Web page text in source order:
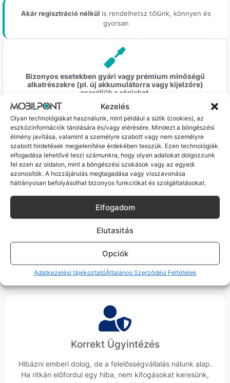
Kezelés
Olyan technológiákat használunk, mint például a sütik (cookies), az
eszközinformációk tárolására és/vagy elérésére. Mindezt a böngészési
élmény javítása, valamint a személyre szabott vagy nem személyre
szabott hirdetések megjelenítése érdekében tesszük. Ezen technológiák
elfogadása lehetővé teszi számunkra, hogy olyan adatokat dolgozzunk
fel ezen az oldalon, mint a böngészési szokások vagy az egyedi
azonosítók. A hozzájárulás megtagadása vagy visszavonása
hátrányosan befolyásolhat bizonyos funkciókat és szolgáltatásokat.
Elfogadom
Elutasitás
Opciók
Adatkezelési tájékoztatóÁltalános Szerződési Feltételek
Akár regisztráció nélkül is rendelhetsz tőlünk, könnyen és
gyorsan
Bizonyos esetekben gyári vagy prémium minőségű
alkatrészekre (pl. új akkumulátorra vagy kijelzőre)
cseréljük a régieket.
Ez mindig 100%-os, tesztelt állapotot jelent. iPhone-oknál
előfordulhat az "Ismeretlen alkatrész" jelzés, de ne aggódj, ez
csak a gyártó szoftveres üzenete – a telefonod ettől még
tökéletesen és hibátlanul teszi a dolgát! Ha valahol (pl. Samsung
S-széria) a gyárinál rosszabb minőségű az alkatrész, azt a
termékleírásban külön jelezzük neked.
Sok éve a szegedi piac meghatározó szereplői vagyunk.
Nem egy arctalan webshop vagyunk: ha kérdésed van, élő
ember veszi fel a telefont, és személyesen is megtalálsz
minket Szegeden.
Korrekt Ügyintézés
Hibázni emberi dolog, de a felelősségvállalás nálunk alap.
Ha ritkán előfordul egy hiba, nem kifogásokat keresünk,